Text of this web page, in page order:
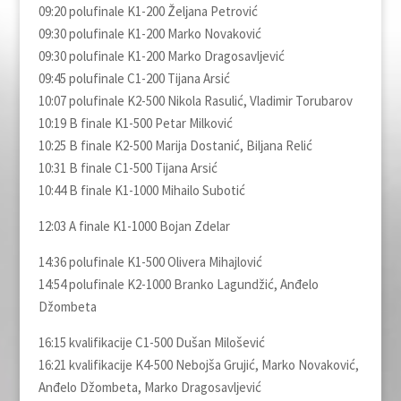
09:20 polufinale K1-200 Želјana Petrović
09:30 polufinale K1-200 Marko Novaković
09:30 polufinale K1-200 Marko Dragosavlјević
09:45 polufinale C1-200 Tijana Arsić
10:07 polufinale K2-500 Nikola Rasulić, Vladimir Torubarov
10:19 B finale K1-500 Petar Milković
10:25 B finale K2-500 Marija Dostanić, Bilјana Relić
10:31 B finale C1-500 Tijana Arsić
10:44 B finale K1-1000 Mihailo Subotić
12:03 A finale K1-1000 Bojan Zdelar
14:36 polufinale K1-500 Olivera Mihajlović
14:54 polufinale K2-1000 Branko Lagundžić, Anđelo
Džombeta
16:15 kvalifikacije C1-500 Dušan Milošević
16:21 kvalifikacije K4-500 Nebojša Grujić, Marko Novaković,
Anđelo Džombeta, Marko Dragosavlјević